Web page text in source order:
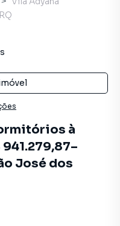
à
941.279,87–
José dos